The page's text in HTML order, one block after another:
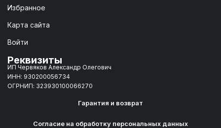
Избранное
Карта сайта
Войти
Реквизиты
ИП Червяков Александр Олегович
ИНН: 930200056734
ОГРНИП: 323930100066270
Гарантия и возврат
Согласие на обработку персональных данных